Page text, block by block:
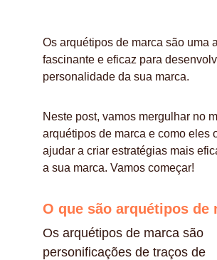
Os arquétipos de marca são uma
fascinante e eficaz para
personalidade da sua marca.
Neste post, vamos mergulhar no
arquétipos de marca e como eles
ajudar a criar estratégias mais
a sua marca. Vamos começar!
O que são arquétipos de
Os arquétipos de marca são
personificações de traços de